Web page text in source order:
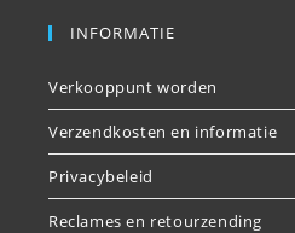
INFORMATIE
Verkooppunt worden
Verzendkosten en informatie
Privacybeleid
Reclames en retourzending